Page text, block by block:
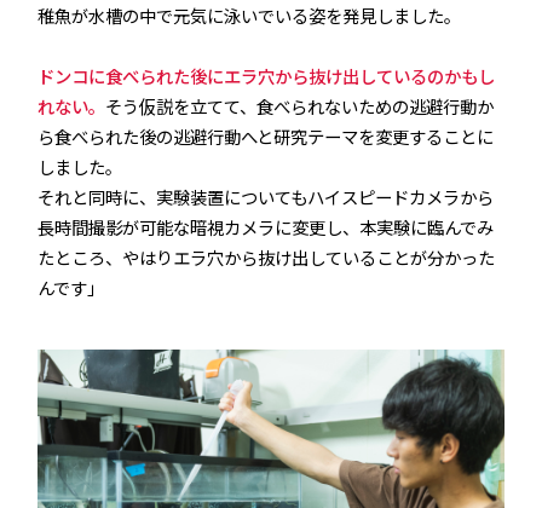
稚魚が水槽の中で元気に泳いでいる姿を発見しました。
ドンコに食べられた後にエラ穴から抜け出しているのかもし
れない。 そう仮説を立てて、食べられないための逃避行動か
ら食べられた後の逃避行動へと研究テーマを変更することに
しました。
それと同時に、実験装置についてもハイスピードカメラから
長時間撮影が可能な暗視カメラに変更し、本実験に臨んでみ
たところ、やはりエラ穴から抜け出していることが分かった
んです」